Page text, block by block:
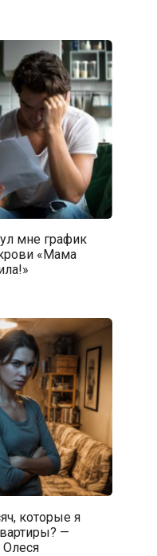
мне график
«Мама
которые я
—